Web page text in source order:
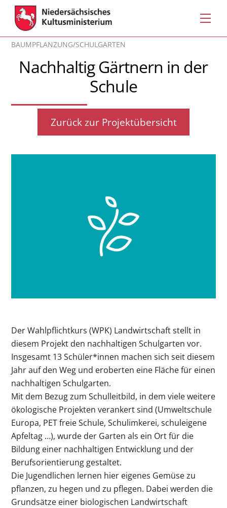
Skip
content
BAUMPFLANZUNG/SCHULGARTEN
Nachhaltig Gärtnern in der
Schule
Zurück zur Projektübersicht
Der Wahlpflichtkurs (WPK) Landwirtschaft stellt in
diesem Projekt den nachhaltigen Schulgarten vor.
Insgesamt 13 Schüler*innen machen sich seit diesem
Jahr auf den Weg und eroberten eine Fläche für einen
nachhaltigen Schulgarten.
Mit dem Bezug zum Schulleitbild, in dem viele weitere
ökologische Projekten verankert sind (Umweltschule
Europa, PET freie Schule, Schulimkerei, schuleigene
Apfeltag …), wurde der Garten als ein Ort für die
Bildung einer nachhaltigen Entwicklung und der
Berufsorientierung gestaltet.
Die Jugendlichen lernen hier eigenes Gemüse zu
pflanzen, zu hegen und zu pflegen. Dabei werden die
Grundsätze einer biologischen Landwirtschaft